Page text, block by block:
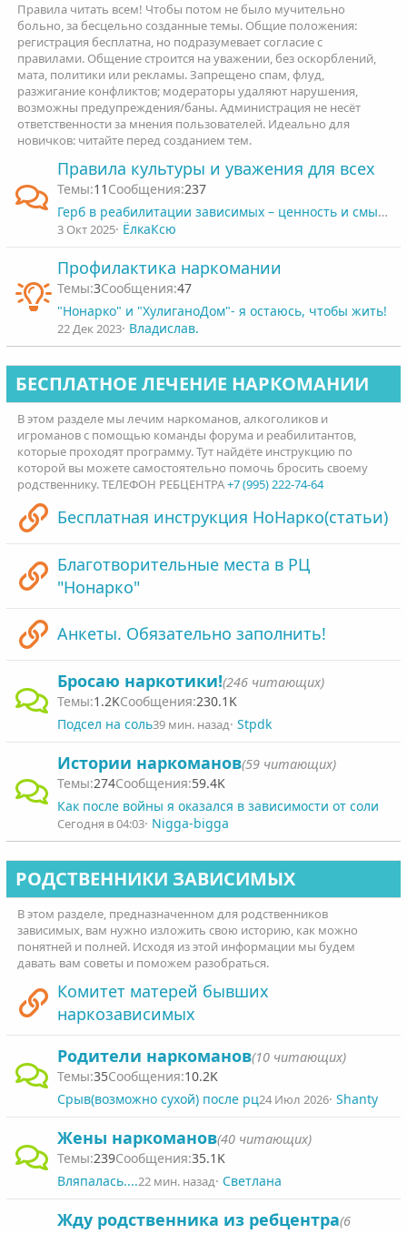
Правила читать всем! Чтобы потом не было мучительно
больно, за бесцельно созданные темы. Общие положения:
регистрация бесплатна, но подразумевает согласие с
правилами. Общение строится на уважении, без оскорблений,
мата, политики или рекламы. Запрещено спам, флуд,
разжигание конфликтов; модераторы удаляют нарушения,
возможны предупреждения/баны. Администрация не несёт
ответственности за мнения пользователей. Идеально для
новичков: читайте перед созданием тем.
Правила культуры и уважения для всех
11
237
Герб в реабилитации зависимых – ценность и смысл нашего «древа жизни»
3 Окт 2025 ЁлкаКсю
Профилактика наркомании
3
47
"Нонарко" и "ХулиганоДом"- я остаюсь, чтобы жить!
22 Дек 2023 Владислав.
БЕСПЛАТНОЕ ЛЕЧЕНИЕ НАРКОМАНИИ
В этом разделе мы лечим наркоманов, алкоголиков и
игроманов с помощью команды форума и реабилитантов,
которые проходят программу. Тут найдёте инструкцию по
которой вы можете самостоятельно помочь бросить своему
родственнику. ТЕЛЕФОН РЕБЦЕНТРА+7 (995) 222-74-64
Бесплатная инструкция НоНарко(статьи)
Благотворительные места в РЦ
"Нонарко"
Анкеты. Обязательно заполнить!
Бросаю наркотики!(246 читающих)
1.2K
230.1K
Подсел на соль39 мин. назад Stpdk
Истории наркоманов(59 читающих)
274
59.4K
Как после войны я оказался в зависимости от соли
Сегодня в 04:03 Nigga-bigga
РОДСТВЕННИКИ ЗАВИСИМЫХ
В этом разделе, предназначенном для родственников
зависимых, вам нужно изложить свою историю, как можно
понятней и полней. Исходя из этой информации мы будем
давать вам советы и поможем разобраться.
Комитет матерей бывших
наркозависимых
Родители наркоманов(10 читающих)
35
10.2K
Срыв(возможно сухой) после рц24 Июл 2026 Shanty
Жены наркоманов(40 читающих)
239
35.1K
Вляпалась....22 мин. назад Светлана
Жду родственника из ребцентра(6